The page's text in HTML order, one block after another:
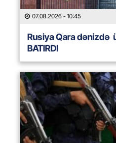
07.08.2026 - 10:45
Rusiya Qara dənizdə
BATIRDI